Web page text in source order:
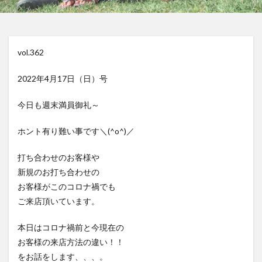
vol.362
2022年4月17日（日）号
今日も週末満員御礼～
ホント有り難い事です＼(^o^)／
打ち合わせのお客様や
新規のお打ち合わせの
お客様がこのコロナ禍でも
ご来店頂いています。
本日はコロナ禍前と今現在の
お客様の来店方法の違い！！
をお話をします、、、。